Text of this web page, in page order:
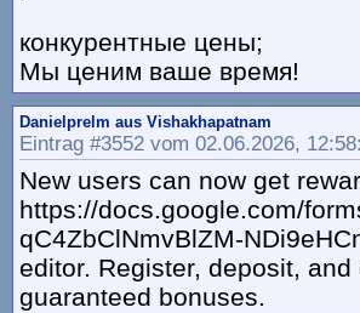
конкурентные цены;
Мы ценим ваше время!
Danielprelm aus Vishakhapatnam
Eintrag #3552 vom 02.06.2026,
New users can now get
https://docs.google.com/
qC4ZbClNmvBlZM-
editor. Register, deposit,
guaranteed bonuses.